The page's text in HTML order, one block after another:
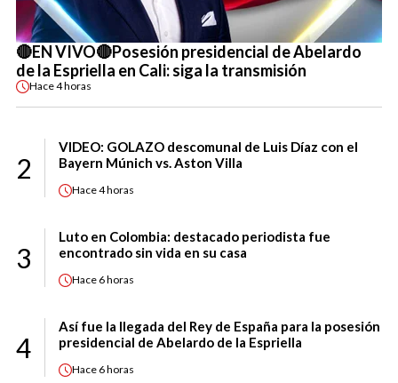
🔴EN VIVO🔴Posesión presidencial de Abelardo
de la Espriella en Cali: siga la transmisión
Hace4 horas
2
VIDEO: GOLAZO descomunal de Luis Díaz con el
Bayern Múnich vs. Aston Villa
Hace4 horas
3
Luto en Colombia: destacado periodista fue
encontrado sin vida en su casa
Hace 6 horas
4
Así fue la llegada del Rey de España para la posesión
presidencial de Abelardo de la Espriella
Hace 6 horas